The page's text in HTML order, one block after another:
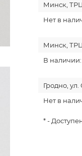
Минск,
Нет в
Минск,
В
Гродно, ул.
Нет в
* -